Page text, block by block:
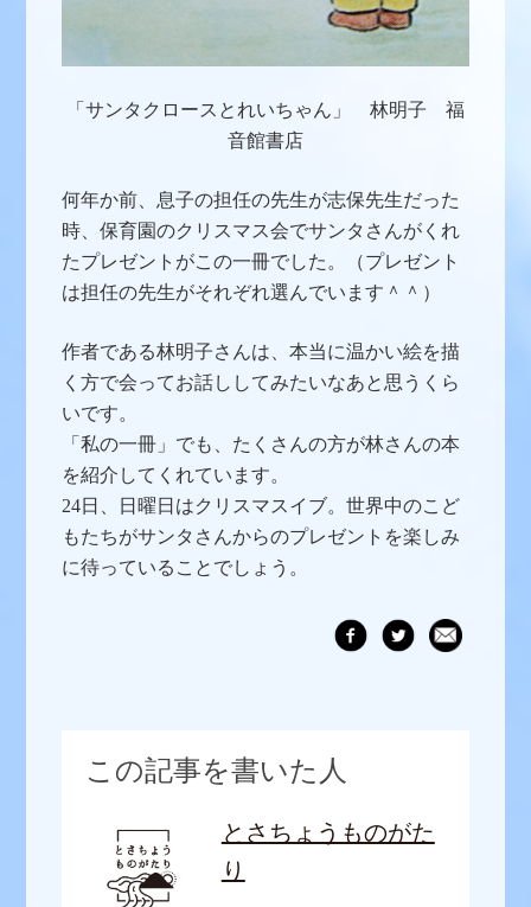
「サンタクロースとれいちゃん」 林明子 福
音館書店
何年か前、息子の担任の先生が志保先生だった
時、保育園のクリスマス会でサンタさんがくれ
たプレゼントがこの一冊でした。（プレゼント
は担任の先生がそれぞれ選んでいます＾＾）
作者である林明子さんは、本当に温かい絵を描
く方で会ってお話ししてみたいなあと思うくら
いです。
「私の一冊」でも、たくさんの方が林さんの本
を紹介してくれています。
24日、日曜日はクリスマスイブ。世界中のこど
もたちがサンタさんからのプレゼントを楽しみ
に待っていることでしょう。
この記事を書いた人
とさちょうものがた
り